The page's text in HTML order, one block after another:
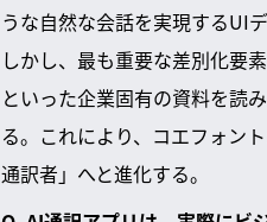
うな自然な会話を実現するUIデ
しかし、最も重要な差別化要
といった企業固有の資料を読
る。これにより、コエフォン
通訳者」へと進化する。